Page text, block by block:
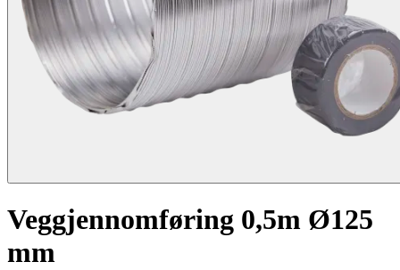
Veggjennomføring 0,5m Ø125
mm